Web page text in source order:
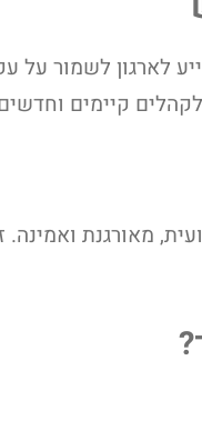
לארגון לשמור על
קיימים
מאורגנת